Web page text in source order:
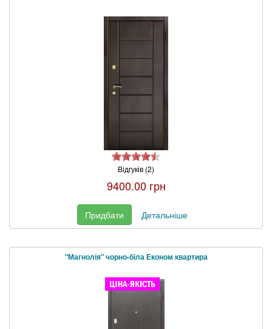
Відгуків (2)
9400.00 грн
Придбати Детальніше
"Магнолія" чорно-біла Економ квартира